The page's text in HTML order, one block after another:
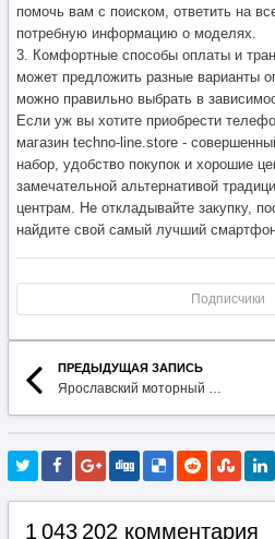
помочь вам с поиском, ответить на
потребную информацию о моделях.
3. Комфортные способы оплаты и
может предложить разные варианты
можно правильно выбрать в
Если уж вы хотите приобрести
магазин techno-line.store -
набор, удобство покупок и хорошие
замечательной альтернативой
центрам. Не откладывайте закупку,
найдите свой самый лучший
Подписчики
ПРЕДЫДУЩАЯ ЗАПИСЬ
Ярославский моторный завод
1 043 202 комментария